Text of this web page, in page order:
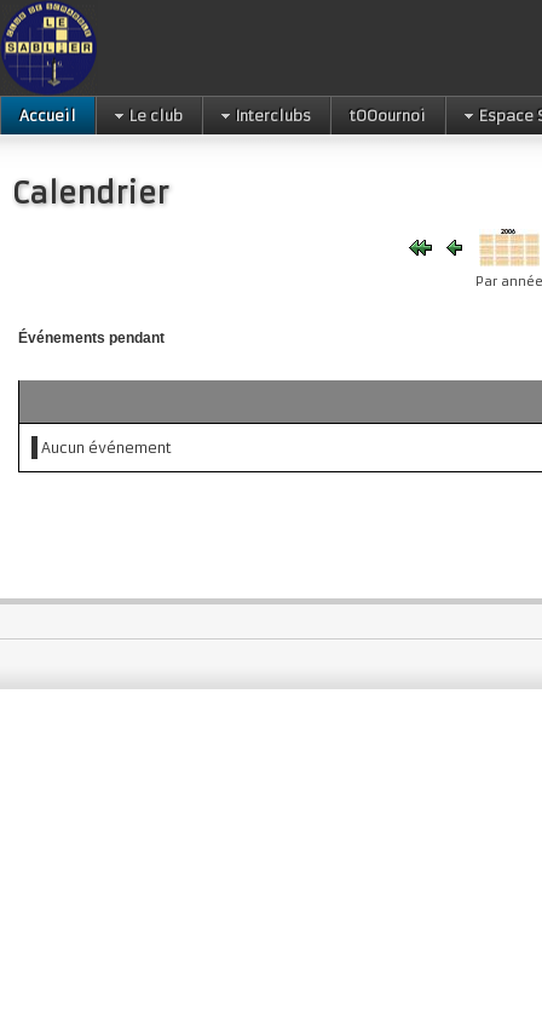
Accueil Le club Interclubs tOOournoi Espace
Calendrier
Par année
Événements pendant
Aucun événement